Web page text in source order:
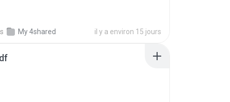
My 4shared il y a environ 15 jours